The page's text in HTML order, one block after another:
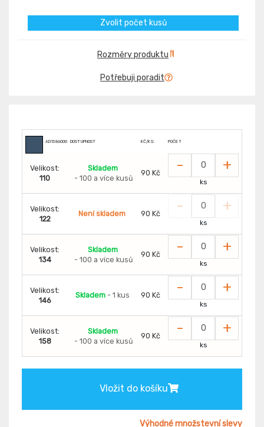
Zvolit počet kusů
Rozměry produktu
Potřebuji poradit
AD1386000 DOSTUPNOST KČ/KS: POČET
Velikost:
110
Skladem
- 100 a více kusů
90 Kč - +
ks
Velikost:
122
Není skladem 90 Kč - +
ks
Velikost:
134
Skladem
- 100 a více kusů
90 Kč - +
ks
Velikost:
146
Skladem - 1 kus 90 Kč - +
ks
Velikost:
158
Skladem
- 100 a více kusů
90 Kč - +
ks
Vložit do košíku
Výhodné množstevní slevy